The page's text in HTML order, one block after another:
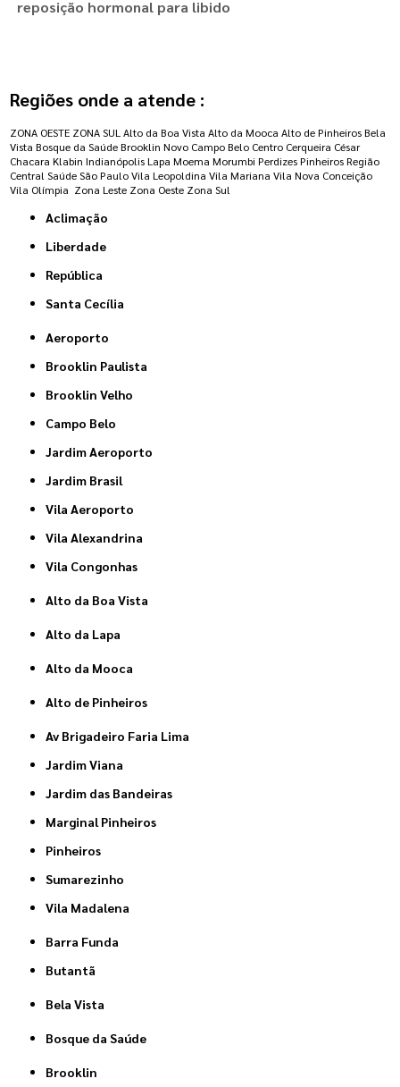
reposição hormonal para libido
Regiões onde a atende :
ZONA OESTE ZONA SUL Alto da Boa Vista Alto da Mooca Alto de Pinheiros Bela
Vista Bosque da Saúde Brooklin Novo Campo Belo Centro Cerqueira César
Chacara Klabin Indianópolis Lapa Moema Morumbi Perdizes Pinheiros Região
Central Saúde São Paulo Vila Leopoldina Vila Mariana Vila Nova Conceição
Vila Olímpia Zona Leste Zona Oeste Zona Sul
Aclimação
Liberdade
República
Santa Cecília
Aeroporto
Brooklin Paulista
Brooklin Velho
Campo Belo
Jardim Aeroporto
Jardim Brasil
Vila Aeroporto
Vila Alexandrina
Vila Congonhas
Alto da Boa Vista
Alto da Lapa
Alto da Mooca
Alto de Pinheiros
Av Brigadeiro Faria Lima
Jardim Viana
Jardim das Bandeiras
Marginal Pinheiros
Pinheiros
Sumarezinho
Vila Madalena
Barra Funda
Butantã
Bela Vista
Bosque da Saúde
Brooklin